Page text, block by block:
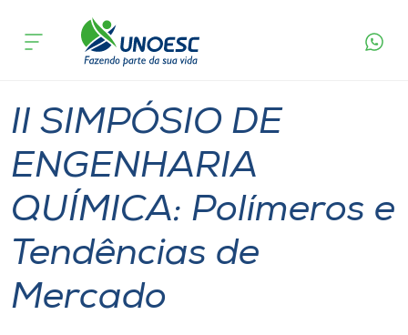
Cursos
Pesquisa
Atendimento ao Estudante
Portal de Ensino
acontece
II SIMPÓSIO DE
ENGENHARIA
QUÍMICA: Polímeros e
Tendências de
Mercado